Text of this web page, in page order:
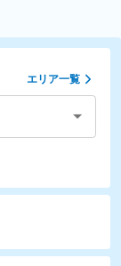
エリア一覧